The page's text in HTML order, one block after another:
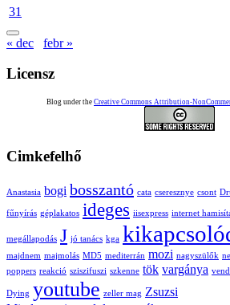
31
« dec febr »
Licensz
Blog under the Creative Commons Attribution-
Cimkefelhő
Anastasia bogi bosszantó cata cseresznye csont
fűnyírás géplakatos ideges iisexpress internet
megállapodás J jó tanács kga
majdnem majmolás MD5 mediterrán mozi nagyszülők
poppers reakció sziszifuszi szkenne tök vargánya
Dying youtube zeller mag Zsuzsi